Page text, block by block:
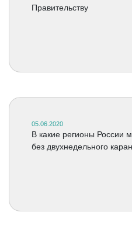
Правительству
05.06.2020
В какие регионы России
без двухнедельного